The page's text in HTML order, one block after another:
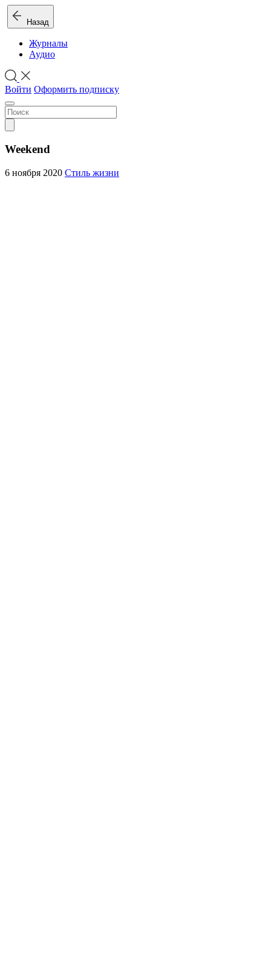
Назад
Журналы
Аудио
Войти Оформить подписку
Weekend
6 ноября 2020 Стиль жизни